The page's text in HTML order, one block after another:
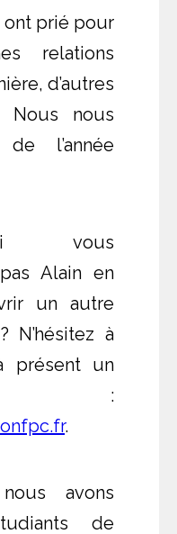
prié pour
relations
d’autres
Nous nous
l’année
vous
pas Alain en
un autre
N’hésitez à
présent un
:
.
avons
de